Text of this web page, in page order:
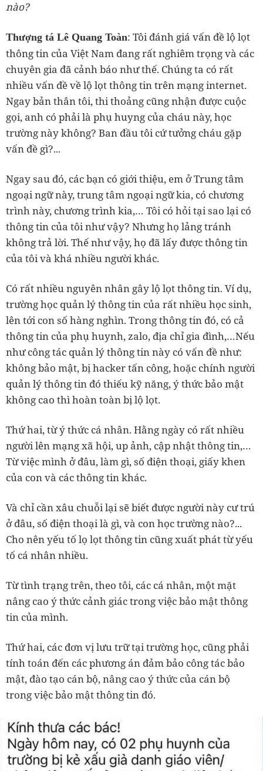
nào?
Thượng tá Lê Quang Toàn: Tôi đánh giá vấn đề lộ lọt
thông tin của Việt Nam đang rất nghiêm trọng và các
chuyên gia đã cảnh báo như thế. Chúng ta có rất
nhiều vấn đề về lộ lọt thông tin trên mạng internet.
Ngay bản thân tôi, thi thoảng cũng nhận được cuộc
gọi, anh có phải là phụ huyng của cháu này, học
trường này không? Ban đầu tôi cứ tưởng cháu gặp
vấn đề gì?...
Ngay sau đó, các bạn có giới thiệu, em ở Trung tâm
ngoại ngữ này, trung tâm ngoại ngữ kia, có chương
trình này, chương trình kia,… Tôi có hỏi tại sao lại có
thông tin của tôi như vậy? Nhưng họ lảng tránh
không trả lời. Thế như vậy, họ đã lấy được thông tin
của tôi và khá nhiều người khác.
Có rất nhiều nguyên nhân gây lộ lọt thông tin. Ví dụ,
trường học quản lý thông tin của rất nhiều học sinh,
lên tới con số hàng nghìn. Trong thông tin đó, có cả
thông tin của phụ huynh, zalo, địa chỉ gia đình,…Nếu
như công tác quản lý thông tin này có vấn đề như:
không bảo mật, bị hacker tấn công, hoặc chính người
quản lý thông tin đó thiếu kỹ năng, ý thức bảo mật
không cao thì hoàn toàn bị lộ lọt.
Thứ hai, từ ý thức cá nhân. Hằng ngày có rất nhiều
người lên mạng xã hội, up ảnh, cập nhật thông tin,…
Từ việc mình ở đâu, làm gì, số điện thoại, giấy khen
của con và các thông tin khác.
Và chỉ cần xâu chuỗi lại sẽ biết được người này cư trú
ở đâu, số điện thoại là gì, và con học trường nào?...
Cho nên yếu tố lọ lọt thông tin cũng xuất phát từ yếu
tố cá nhân nhiều.
Từ tình trạng trên, theo tôi, các cá nhân, một mặt
nâng cao ý thức cảnh giác trong việc bảo mật thông
tin của mình.
Thứ hai, các đơn vị lưu trữ tại trường học, cũng phải
tính toán đến các phương án đảm bảo công tác bảo
mật, đào tạo cán bộ, nâng cao ý thức của cán bộ
trong việc bảo mật thông tin đó.